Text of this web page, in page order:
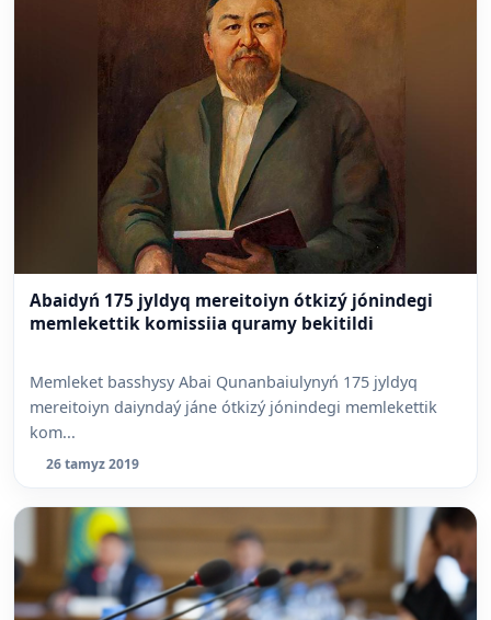
Abaidyń 175 jyldyq mereitoiyn ótkizý jónindegi
memlekettik komissiia quramy bekitildi
Memleket basshysy Abai Qunanbaiulynyń 175 jyldyq
mereitoiyn daiyndaý jáne ótkizý jónindegi memlekettik
kom...
26 tamyz 2019